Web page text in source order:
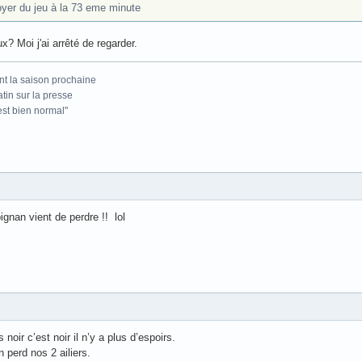
du jeu à la 73 eme minute
Moi j'ai arrêté de regarder.
la saison prochaine
sur la presse
bien normal"
vient de perdre !! lol
c’est noir il n’y a plus d’espoirs.
perd nos 2 ailiers.